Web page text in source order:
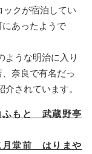
ックが宿泊してい
あったようで
うな明治に入り
奈良で有名だっ
されています。
もと 武蔵野亭
堂前 はりまや